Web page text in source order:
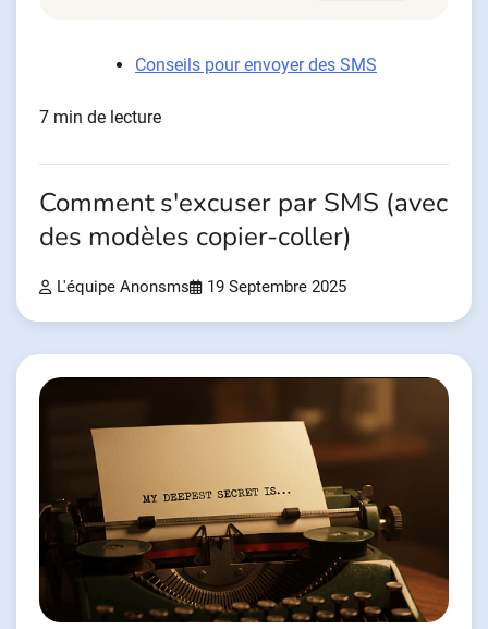
Conseils pour envoyer des SMS
7 min de lecture
Comment s'excuser par SMS (avec
des modèles copier-coller)
L'équipe Anonsms 19 Septembre 2025